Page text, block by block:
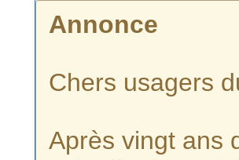
Annonce
Chers usagers
Après vingt ans